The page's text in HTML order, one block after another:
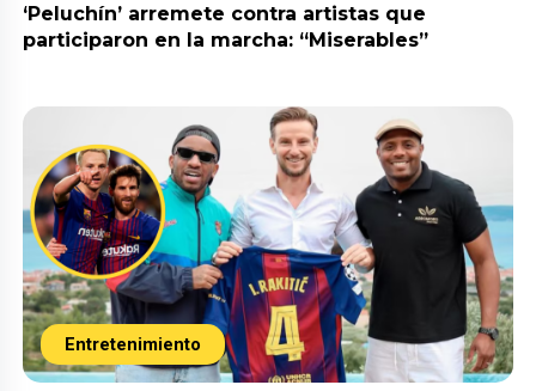
‘Peluchín’ arremete contra artistas que
participaron en la marcha: “Miserables”
Entretenimiento